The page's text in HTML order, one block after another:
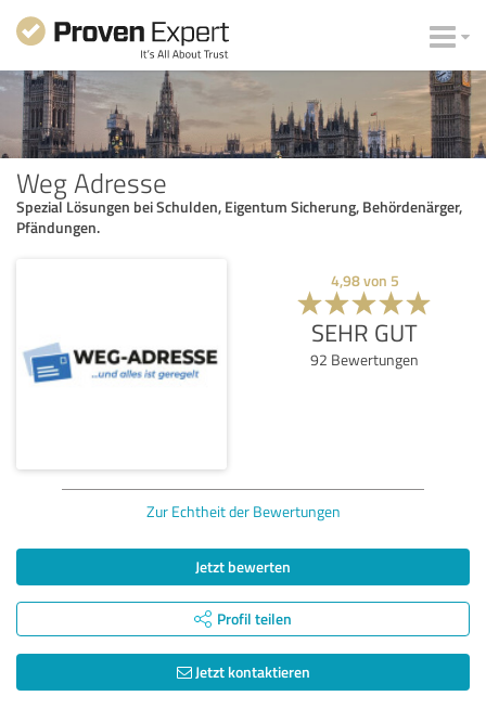
Weg Adresse
Spezial Lösungen bei Schulden, Eigentum Sicherung, Behördenärger,
Pfändungen.
4,98von 5
SEHR GUT
92 Bewertungen
Zur Echtheit der Bewertungen
Jetzt bewerten
Profil teilen
Jetzt kontaktieren